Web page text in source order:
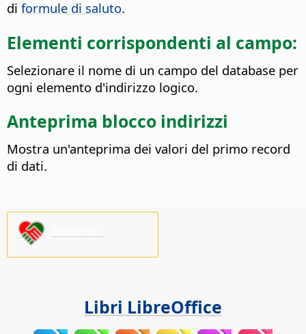
di formule di saluto.
Elementi corrispondenti al campo:
Selezionare il nome di un campo del database per
ogni elemento d'indirizzo logico.
Anteprima blocco indirizzi
Mostra un'anteprima dei valori del primo record
di dati.
Libri LibreOffice